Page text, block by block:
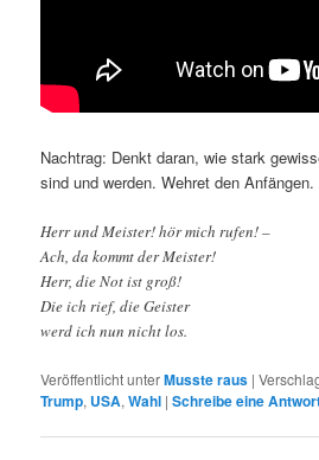
Nachtrag: Denkt daran, wie stark
sind und werden. Wehret den Anfängen.
Herr und Meister! hör mich rufen! –
Ach, da kommt der Meister!
Herr, die Not ist groß!
Die ich rief, die Geister
werd ich nun nicht los.
Veröffentlicht unterMusste raus |
Trump, USA,Wahl |Schreibe eine